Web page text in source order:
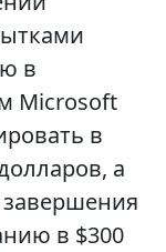
в
Microsoft
в
а
завершения
в $300